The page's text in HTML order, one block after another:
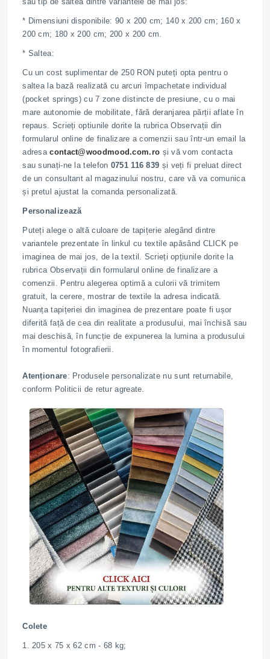
* Dimensiuni disponibile: 90 x 200 cm; 140 x 200 cm; 160 x
200 cm; 180 x 200 cm; 200 x 200 cm.
* Saltea:
Cu un cost suplimentar de 250 RON puteți opta pentru o
saltea la bază realizată cu arcuri împachetate individual
(pocket springs) cu 7 zone distincte de presiune, cu o mai
mare autonomie de mobilitate, fără deranjarea părții aflate în
repaus. Scrieți optiunile dorite la rubrica Observații din
formularul online de finalizare a comenzii sau într-un email la
adresacontact@woodmood.com.ro și vă vom contacta
sau sunați-ne la telefon 0751 116 839 și veți fi preluat direct
de un consultant al magazinului nostru, care vă va comunica
și pretul ajustat la comanda personalizată.
Personalizează
Puteți alege o altă culoare de tapițerie alegând dintre
variantele prezentate în linkul cu textile apăsând CLICK pe
imaginea de mai jos, de la textil. Scrieți opțiunile dorite la
rubrica Observații din formularul online de finalizare a
comenzii. Pentru alegerea optimă a culorii vă trimitem
gratuit, la cerere, mostrar de textile la adresa indicată.
Nuanța tapițeriei din imaginea de prezentare poate fi ușor
diferită față de cea din realitate a produsului, mai închisă sau
mai deschisă, în funcție de expunerea la lumina a produsului
în momentul fotografierii.
Atenționare: Produsele personalizate nu sunt returnabile,
conform Politicii de retur agreate.
Colete
1. 205 x 75 x 62 cm - 68 kg;